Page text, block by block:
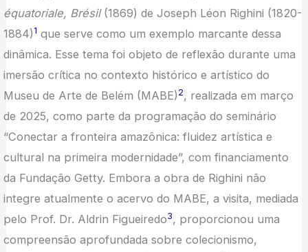
équatoriale, Brésil (1869) de Joseph Léon Righini (1820-
1884) 1 que serve como um exemplo marcante dessa
dinâmica. Esse tema foi objeto de reflexão durante uma
imersão crítica no contexto histórico e artístico do
Museu de Arte de Belém (MABE) 2, realizada em março
de 2025, como parte da programação do seminário
“Conectar a fronteira amazônica: fluidez artística e
cultural na primeira modernidade”, com financiamento
da Fundação Getty. Embora a obra de Righini não
integre atualmente o acervo do MABE, a visita, mediada
pelo Prof. Dr. Aldrin Figueiredo3, proporcionou uma
compreensão aprofundada sobre colecionismo,